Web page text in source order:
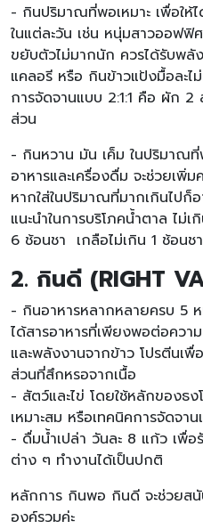
- กินปริมาณที่พอเหมาะ เพื่อใ
ในแต่ละวัน เช่น หนุ่มสาวออฟ
ขยับตัวไม่มากนัก ควรได้รับพลั
แคลอรี หรือ กินข้าวแป้งมื้อละไ
การจัดจานแบบ 2:1:1 คือ ผัก 2
ส่วน
- กินหวาน มัน เค็ม ในปริมาณที่
อาหารและเครื่องดื่ม จะช่วยเพิ่
หากใส่ในปริมาณที่มากเกินไป
แนะนำในการบริโภคน้ำตาล ไม่
6 ช้อนชา เกลือไม่เกิน 1 ช้อนชา
2. กินดี (RIGHT
- กินอาหารหลากหลายครบ 5
ได้สารอาหารที่เพียงพอต่อควา
และพลังงานจากข้าว โปรตีนเพื่
ส่วนที่สึกหรอจากเนื้อ
- สัตว์และไข่ โดยใช้หลักของธ
เหมาะสม หรือเทคนิคการจัดจา
- ดื่มน้ำเปล่า วันละ 8 แก้ว เพื่อ
ต่าง ๆ ทำงานได้เป็นปกติ
หลักการ กินพอ กินดี จะช่วยส
องค์รวมค่ะ